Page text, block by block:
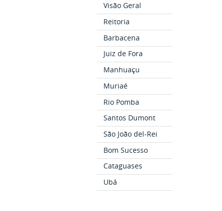
Visão Geral
Reitoria
Barbacena
Juiz de Fora
Manhuaçu
Muriaé
Rio Pomba
Santos Dumont
São João del-Rei
Bom Sucesso
Cataguases
Ubá